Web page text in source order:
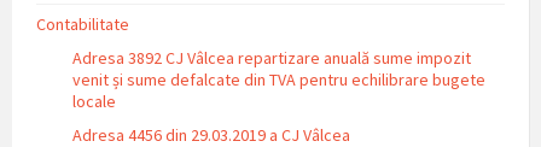
Contabilitate
Adresa 3892 CJ Vâlcea repartizare anuală sume impozit
venit și sume defalcate din TVA pentru echilibrare bugete
locale
Adresa 4456 din 29.03.2019 a CJ Vâlcea